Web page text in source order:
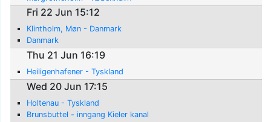
Fri 22 Jun 15:12
Klintholm, Møn - Danmark
Danmark
Thu 21 Jun 16:19
Heiligenhafener - Tyskland
Wed 20 Jun 17:15
Holtenau - Tyskland
Brunsbuttel - inngang Kieler kanal